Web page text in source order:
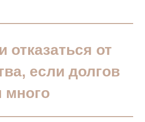
отказаться от
если долгов
много